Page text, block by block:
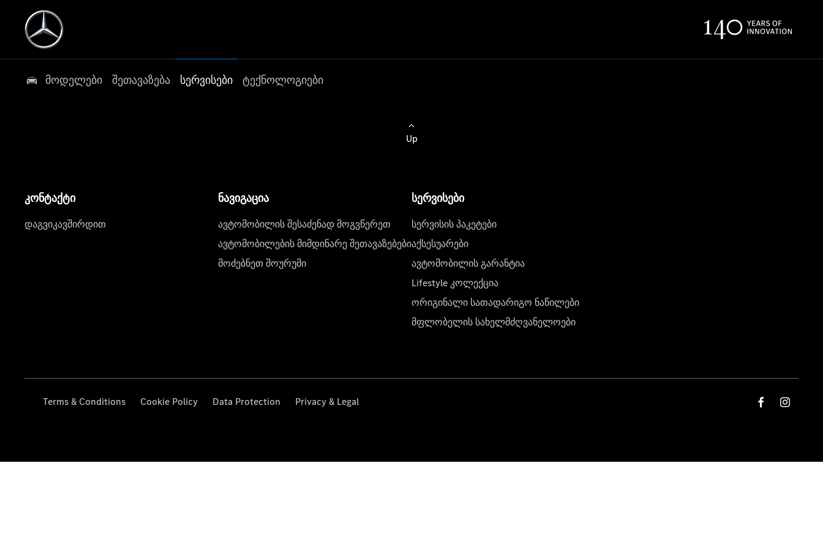
მოდელები შეთავაზება სერვისები ტექნოლოგიები
Up
კონტაქტი
დაგვიკავშირდით
ნავიგაცია
ავტომობილის შესაძენად მოგვწერეთ
ავტომობილების მიმდინარე შეთავაზებები
მოძებნეთ შოურუმი
სერვისები
სერვისის პაკეტები
აქსესუარები
ავტომობილის გარანტია
Lifestyle კოლექცია
ორიგინალი სათადარიგო ნაწილები
მფლობელის სახელმძღვანელოები
Terms & Conditions Cookie Policy Data Protection Privacy & Legal